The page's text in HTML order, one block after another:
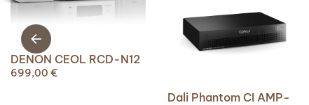
DENON CEOL RCD-N12
699,00 €
Dali Phantom CI AMP-